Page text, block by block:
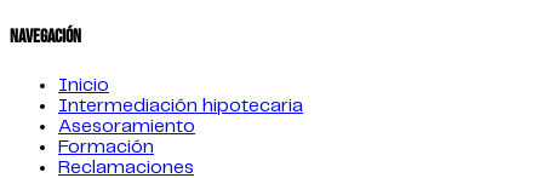
Navegación
Inicio
Intermediación hipotecaria
Asesoramiento
Formación
Reclamaciones